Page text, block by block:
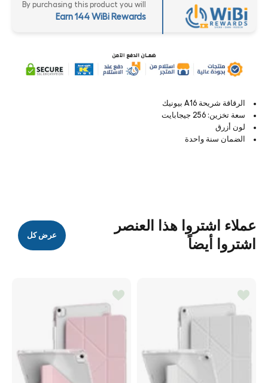
By purchasing this product you will
Earn 144 WiBi Rewards
الرقاقة شريحة A16 بيونيك
سعة تخزين: 256 جيجابايت
لون أزرق
الضمان سنة واحدة
عملاء اشتروا هذا العنصر
اشتروا أيضاً
عرض كل